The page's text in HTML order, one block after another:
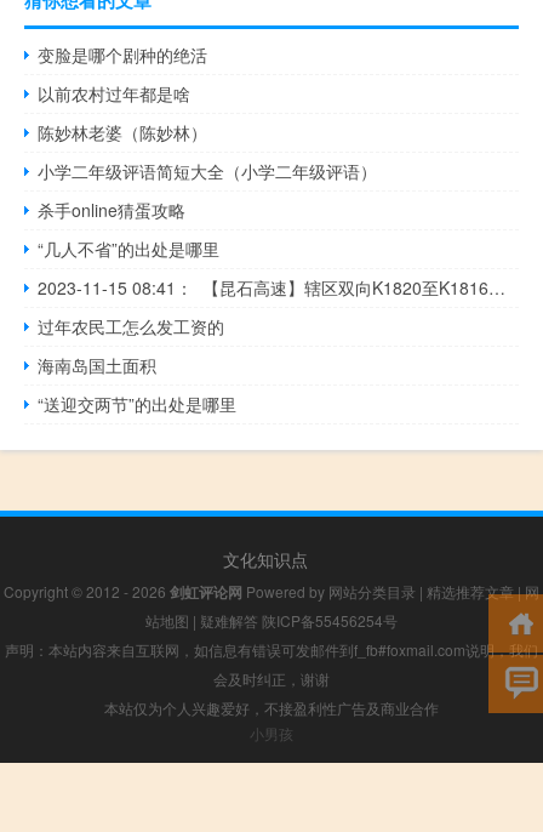
变脸是哪个剧种的绝活
以前农村过年都是啥
陈妙林老婆（陈妙林）
小学二年级评语简短大全（小学二年级评语）
杀手online猜蛋攻略
“几人不省”的出处是哪里
2023-11-15 08:41： 【昆石高速】辖区双向K1820至K1816阳宗大桥边坡绿化施工，占用应急车道，提醒过往驾驶人该施工路段注意避让及行车安全。如车辆发生故障或交通事故，须遵循“车靠边，人撤离，快警示，即报警”，报警电话：0871--12122、0871--67207122、0871--67527122​​​
过年农民工怎么发工资的
海南岛国土面积
“送迎交两节”的出处是哪里
文化知识点
Copyright © 2012 - 2026 剑虹评论网 Powered by 网站分类目录 | 精选推荐文章|网
站地图 | 疑难解答 陕ICP备55456254号
声明：本站内容来自互联网，如信息有错误可发邮件到f_fb#foxmail.com说明，我们
会及时纠正，谢谢
本站仅为个人兴趣爱好，不接盈利性广告及商业合作
小男孩